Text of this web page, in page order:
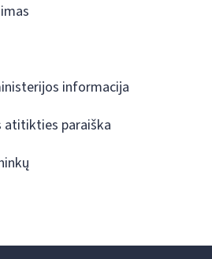
informacija
atitikties paraiška